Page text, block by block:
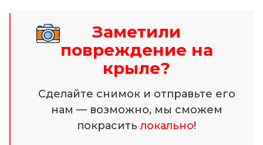
Заметили
повреждение на
крыле?
Сделайте снимок и отправьте его
нам — возможно, мы сможем
покраситьлокально!